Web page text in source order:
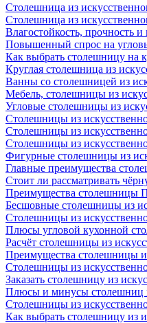
Столешница из
Столешница из
Влагостойкость, прочность
Повышенный спрос на
Как выбрать столешницу на
Круглая столешница из
Ванны со столешницей из
Мебель, столешницы из
Угловые столешницы из
Столешницы из
Столешницы из
Столешницы из
Фигурные столешницы из
Главные преимущества
Стоит ли рассматривать
Преимущества столешницы
Бесшовные столешницы из
Столешницы из
Плюсы угловой кухонной
Расчёт столешницы из
Преимущества столешницы
Столешницы из
Заказать столешницу из
Плюсы и минусы столешниц
Столешницы из
Как выбрать столешницу из